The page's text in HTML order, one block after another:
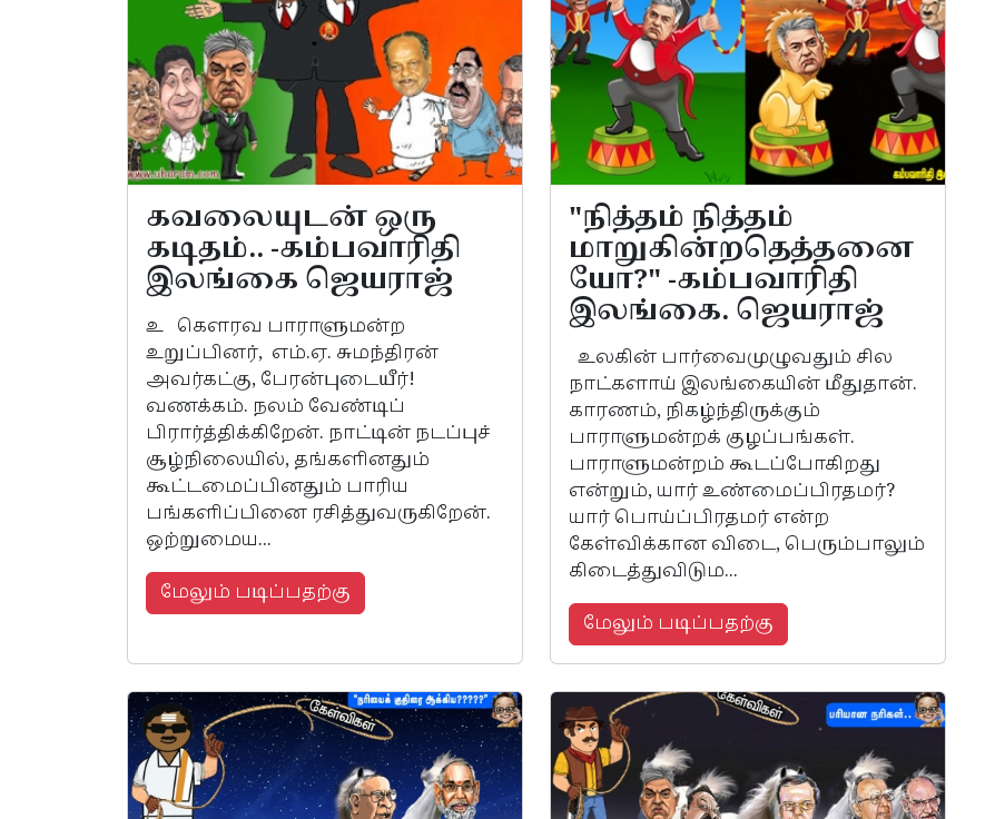
கவலையுடன் ஒரு
கடிதம்.. -கம்பவாரிதி
இலங்கை ஜெயராஜ்
உ கௌரவ பாராளுமன்ற
உறுப்பினர், எம்.ஏ. சுமந்திரன்
அவர்கட்கு, பேரன்புடையீர்!
வணக்கம். நலம் வேண்டிப்
பிரார்த்திக்கிறேன். நாட்டின் நடப்புச்
சூழ்நிலையில், தங்களினதும்
கூட்டமைப்பினதும் பாரிய
பங்களிப்பினை ரசித்துவருகிறேன்.
ஒற்றுமைய...
மேலும் படிப்பதற்கு
"நித்தம் நித்தம்
மாறுகின்றதெத்தனை
யோ?" -கம்பவாரிதி
இலங்கை. ஜெயராஜ்
உலகின் பார்வைமுழுவதும் சில
நாட்களாய் இலங்கையின் மீதுதான்.
காரணம், நிகழ்ந்திருக்கும்
பாராளுமன்றக் குழப்பங்கள்.
பாராளுமன்றம் கூடப்போகிறது
என்றும், யார் உண்மைப்பிரதமர்?
யார் பொய்ப்பிரதமர் என்ற
கேள்விக்கான விடை, பெரும்பாலும்
கிடைத்துவிடும...
மேலும் படிப்பதற்கு